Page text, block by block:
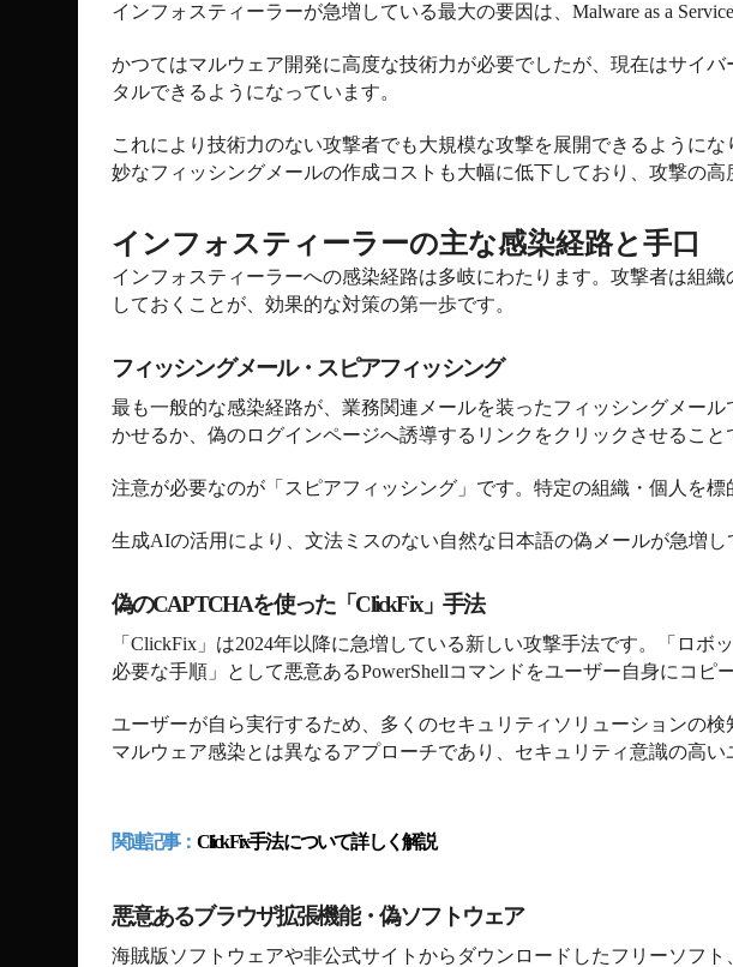
インフォスティーラーが急増している最大の要因は、 Malware as a Service
かつてはマルウェア開発に高度な技術力が必要でしたが、現在はサイ
タルできるようになっています。
これにより技術力のない攻撃者でも大規模な攻撃を展開できるように
妙なフィッシングメールの作成コストも大幅に低下しており、攻撃の高
インフォスティーラーの主な感染経路と手口
インフォスティーラーへの感染経路は多岐にわたります。攻撃者は組
しておくことが、効果的な対策の第一歩です。
フィッシングメール・スピアフィッシング
最も一般的な感染経路が、業務関連メールを装ったフィッシングメー
かせるか、偽のログインページへ誘導するリンクをクリックさせること
注意が必要なのが「スピアフィッシング」です。特定の組織・個人を
生成AIの活用により、文法ミスのない自然な日本語の偽メールが急増
偽のCAPTCHAを使った「 ClickFix」手法
「 ClickFix」は2024年以降に急増している新しい攻撃手法です。「ロボ
必要な手順」として悪意あるPowerShellコマンドをユーザー自身にコピ
ユーザーが自ら実行するため、多くのセキュリティソリューションの
マルウェア感染とは異なるアプローチであり、セキュリティ意識の高い
関連記事： ClickFix手法について詳しく解説
悪意あるブラウザ拡張機能・偽ソフトウェア
海賊版ソフトウェアや非公式サイトからダウンロードしたフリーソフ